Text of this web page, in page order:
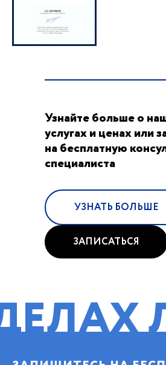
Узнайте больше о
услугах и ценах или
на бесплатную
специалиста
УЗНАТЬ БОЛЬШЕ
ЗАПИСАТЬСЯ